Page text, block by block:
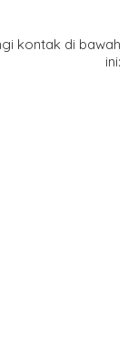
kontak di bawah
ini: